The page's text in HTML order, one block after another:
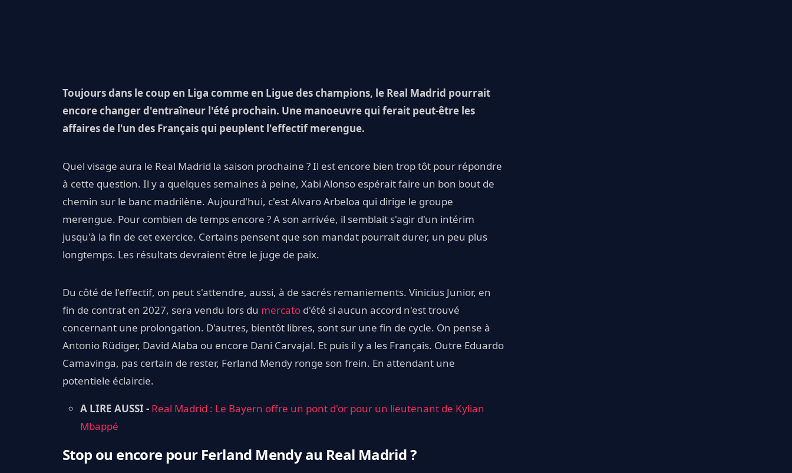
Toujours dans le coup en Liga comme en Ligue des champions, le Real Madrid pourrait
encore changer d'entraîneur l'été prochain. Une manoeuvre qui ferait peut-être les
affaires de l'un des Français qui peuplent l'effectif merengue.
Quel visage aura le Real Madrid la saison prochaine ? Il est encore bien trop tôt pour répondre
à cette question. Il y a quelques semaines à peine, Xabi Alonso espérait faire un bon bout de
chemin sur le banc madrilène. Aujourd'hui, c'est Alvaro Arbeloa qui dirige le groupe
merengue. Pour combien de temps encore ? A son arrivée, il semblait s'agir d'un intérim
jusqu'à la fin de cet exercice. Certains pensent que son mandat pourrait durer, un peu plus
longtemps. Les résultats devraient être le juge de paix.
Du côté de l'effectif, on peut s'attendre, aussi, à de sacrés remaniements. Vinicius Junior, en
fin de contrat en 2027, sera vendu lors du mercato d'été si aucun accord n'est trouvé
concernant une prolongation. D'autres, bientôt libres, sont sur une fin de cycle. On pense à
Antonio Rüdiger, David Alaba ou encore Dani Carvajal. Et puis il y a les Français. Outre Eduardo
Camavinga, pas certain de rester, Ferland Mendy ronge son frein. En attendant une
potentiele éclaircie.
A LIRE AUSSI - Real Madrid : Le Bayern offre un pont d'or pour un lieutenant de Kylian
Mbappé
Stop ou encore pour Ferland Mendy au Real Madrid ?